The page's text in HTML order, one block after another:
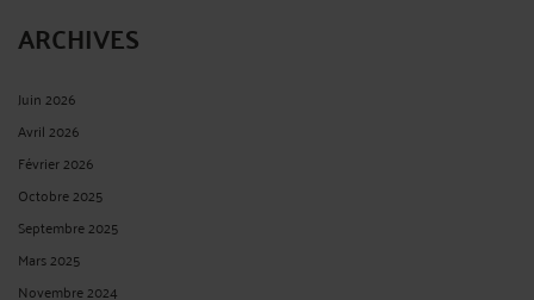
DOIT-ON OCTROYER UN DROIT D’AUTEUR À UN SELFIE ?
ParMurielle-Isabelle CAHEN
En général, les selfies sont considérés comme des œuvres créées par la personne
qui les prend. En tant que créateur, vous détenez les droits d'auteur sur vos
selfies. Cela signifie que vous avez le droit de contrôler comment ils sont utilisés